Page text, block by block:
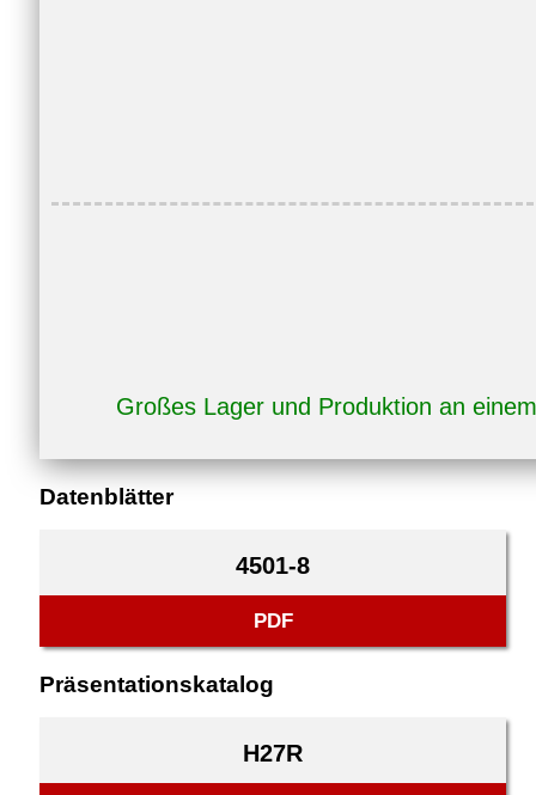
Großes Lager und Produktion an
Datenblätter
4501-8
PDF
Präsentationskatalog
H27R